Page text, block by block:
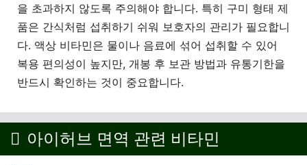
을 초과하지 않도록 주의해야 합니다. 특히 구미 형태 제
품은 간식처럼 섭취하기 쉬워 보호자의 관리가 필요합니
다. 액상 비타민은 물이나 음료에 섞어 섭취할 수 있어
복용 편의성이 높지만, 개봉 후 보관 방법과 유통기한을
반드시 확인하는 것이 중요합니다.
아이허브 면역 관련 비타민